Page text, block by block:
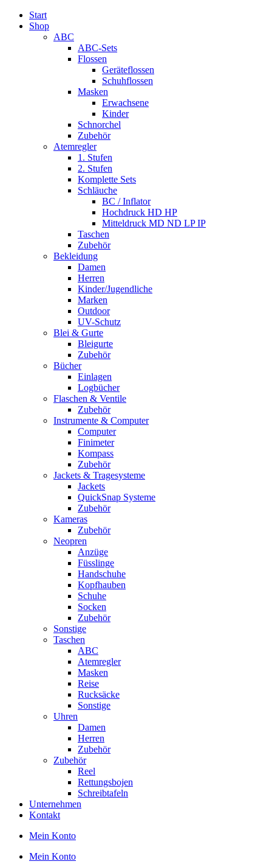
Start
Shop
ABC
ABC-Sets
Flossen
Geräteflossen
Schuhflossen
Masken
Erwachsene
Kinder
Schnorchel
Zubehör
Atemregler
1. Stufen
2. Stufen
Komplette Sets
Schläuche
BC / Inflator
Hochdruck HD HP
Mitteldruck MD ND LP IP
Taschen
Zubehör
Bekleidung
Damen
Herren
Kinder/Jugendliche
Marken
Outdoor
UV-Schutz
Blei & Gurte
Bleigurte
Zubehör
Bücher
Einlagen
Logbücher
Flaschen & Ventile
Zubehör
Instrumente & Computer
Computer
Finimeter
Kompass
Zubehör
Jackets & Tragesysteme
Jackets
QuickSnap Systeme
Zubehör
Kameras
Zubehör
Neopren
Anzüge
Füsslinge
Handschuhe
Kopfhauben
Schuhe
Socken
Zubehör
Sonstige
Taschen
ABC
Atemregler
Masken
Reise
Rucksäcke
Sonstige
Uhren
Damen
Herren
Zubehör
Zubehör
Reel
Rettungsbojen
Schreibtafeln
Unternehmen
Kontakt
Mein Konto
Mein Konto